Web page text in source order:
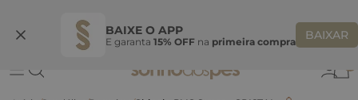
BAIXE O APP
E garanta 15% OFF na primeira compra BAIXAR
Ganhe 10% OFF na coleção utilizando o código do seu vendedor*